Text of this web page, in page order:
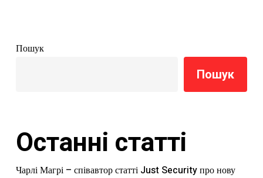
Пошук
Пошук
Останні статті
Чарлі Магрі – співавтор статті Just Security про нову